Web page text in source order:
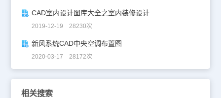
CAD室内设计图库大全之室内装修设计
2019-12-19 28230次
新风系统CAD中央空调布置图
2020-03-17 28172次
相关搜索